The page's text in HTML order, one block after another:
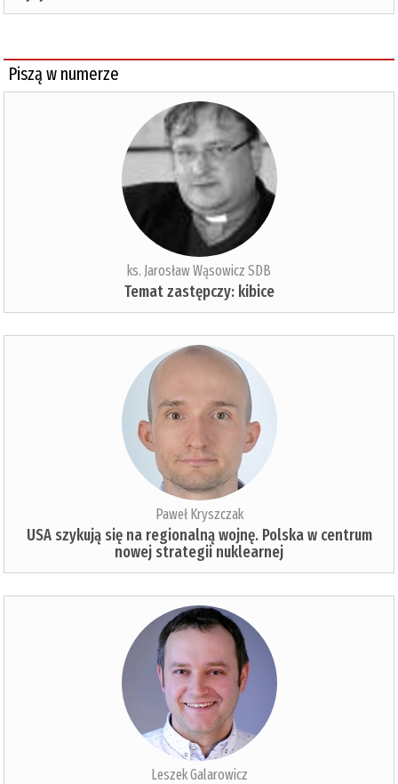
Piszą w numerze
ks. Jarosław Wąsowicz SDB
Temat zastępczy: kibice
Paweł Kryszczak
USA szykują się na regionalną wojnę. Polska w centrum
nowej strategii nuklearnej
Leszek Galarowicz